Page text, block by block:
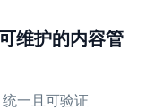
维护的内容管
一且可验证